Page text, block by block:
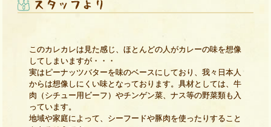
このカレカレは見た感じ、ほとんどの人がカレーの味を想像
してしまいますが・・・
実はピーナッツバターを味のベースにしており、我々日本人
からは想像しにくい味となっております。具材としては、牛
肉（シチュー用ビーフ）やチンゲン菜、ナス等の野菜類も入
っています。
地域や家庭によって、シーフードや豚肉を使ったりすること